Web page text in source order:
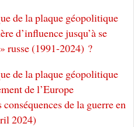
de la plaque géopolitique
d’influence jusqu’à se
russe (1991-2024) ?
de la plaque géopolitique
de l’Europe
de la guerre en
2024)